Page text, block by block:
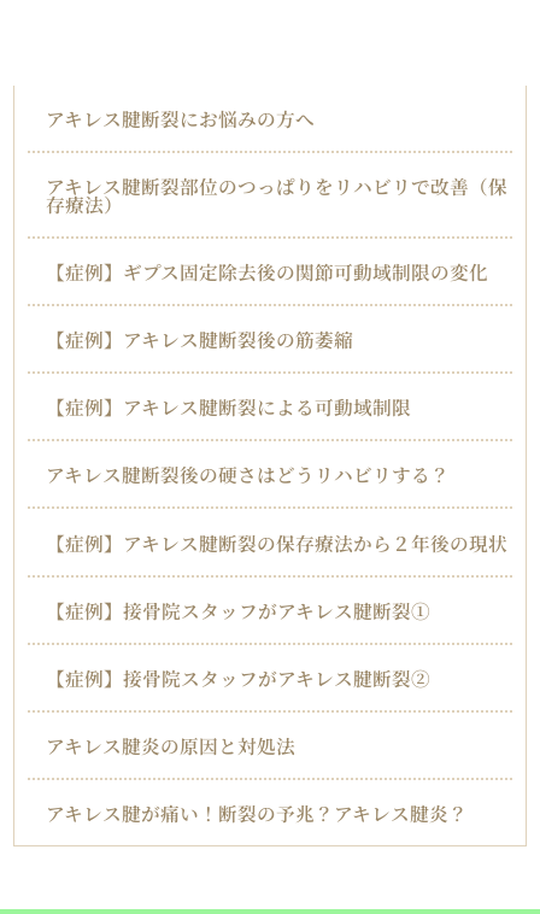
アキレス腱断裂にお悩みの方へ
アキレス腱断裂部位のつっぱりをリハビリで改善（保
存療法）
【症例】ギプス固定除去後の関節可動域制限の変化
【症例】アキレス腱断裂後の筋萎縮
【症例】アキレス腱断裂による可動域制限
アキレス腱断裂後の硬さはどうリハビリする？
【症例】アキレス腱断裂の保存療法から２年後の現状
【症例】接骨院スタッフがアキレス腱断裂①
【症例】接骨院スタッフがアキレス腱断裂②
アキレス腱炎の原因と対処法
アキレス腱が痛い！断裂の予兆？アキレス腱炎？